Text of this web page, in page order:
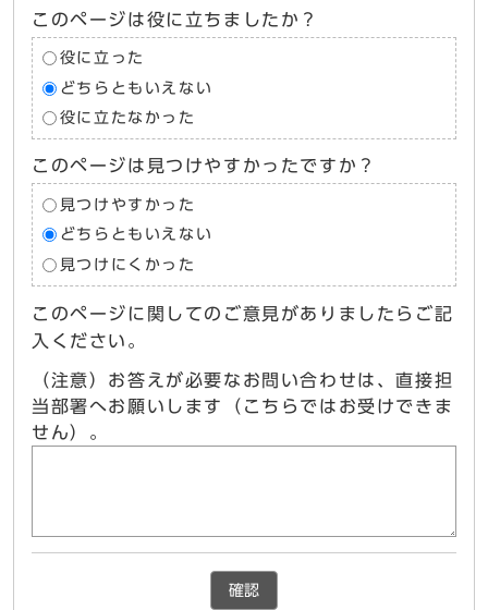
このページは役に立ちましたか？
役に立った
どちらともいえない
役に立たなかった
このページは見つけやすかったですか？
見つけやすかった
どちらともいえない
見つけにくかった
このページに関してのご意見がありましたらご記
入ください。
（注意）お答えが必要なお問い合わせは、直接担
当部署へお願いします（こちらではお受けできま
せん）。
確認